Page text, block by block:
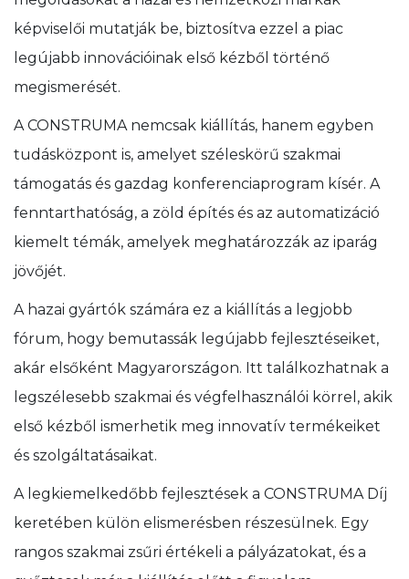
képviselői mutatják be, biztosítva ezzel a piac
legújabb innovációinak első kézből történő
megismerését.
A CONSTRUMA nemcsak kiállítás, hanem egyben
tudásközpont is, amelyet széleskörű szakmai
támogatás és gazdag konferenciaprogram kísér. A
fenntarthatóság, a zöld építés és az automatizáció
kiemelt témák, amelyek meghatározzák az iparág
jövőjét.
A hazai gyártók számára ez a kiállítás a legjobb
fórum, hogy bemutassák legújabb fejlesztéseiket,
akár elsőként Magyarországon. Itt találkozhatnak a
legszélesebb szakmai és végfelhasználói körrel, akik
első kézből ismerhetik meg innovatív termékeiket
és szolgáltatásaikat.
A legkiemelkedőbb fejlesztések a CONSTRUMA Díj
keretében külön elismerésben részesülnek. Egy
rangos szakmai zsűri értékeli a pályázatokat, és a